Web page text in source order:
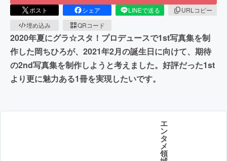
ポスト シェア LINEで送る
URLコピー
埋め込み
QRコード
2020年夏にグラ☆スタ！プロデュースで1st写真集を制
作した岡ちひろが、2021年2月の誕生日に向けて、期待
の2nd写真集を制作しようと考えました。好評だった1st
より更に魅力ある1冊を実現したいです。
エ
ン
タ
メ
領